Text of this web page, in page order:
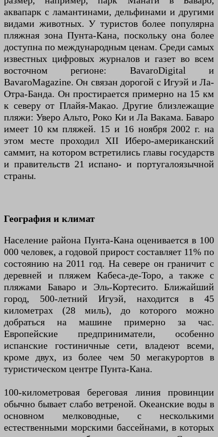
аквапарк с ламантинами, дельфинами и другими
видами животных. У туристов более популярна
пляжная зона Пунта-Кана, поскольку она более
доступна по международным ценам. Среди самых
известных цифровых журналов и газет во всем
восточном регионе: BavaroDigital и
BavaroMagazine. Он связан дорогой с Игуэй и Ла-
Отра-Банда. Он простирается примерно на 15 км
к северу от Плайя-Макао. Другие близлежащие
пляжи: Уверо Альто, Роко Ки и Ла Вакама. Баваро
имеет 10 км пляжей. 15 и 16 ноября 2002 г. на
этом месте проходил XII Иберо-американский
саммит, на котором встретились главы государств
и правительств 21 испано- и португалоязычной
страны.
География и климат
Население района Пунта-Кана оценивается в 100
000 человек, а годовой прирост составляет 11% по
состоянию на 2011 год. На севере он граничит с
деревней и пляжем Кабеса-де-Торо, а также с
пляжами Баваро и Эль-Кортесито. Ближайший
город, 500-летний Игуэй, находится в 45
километрах (28 миль), до которого можно
добраться на машине примерно за час.
Европейские предприниматели, особенно
испанские гостиничные сети, владеют всеми,
кроме двух, из более чем 50 мегакурортов в
туристическом центре Пунта-Кана.
100-километровая береговая линия провинции
обычно бывает слабо ветреной. Океанские воды в
основном мелководные, с несколькими
естественными морскими бассейнами, в которых